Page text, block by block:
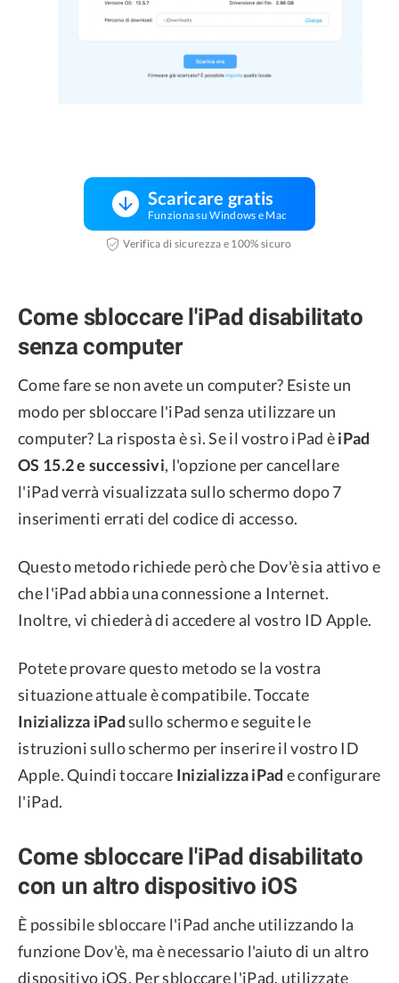
Scaricare gratis
Funziona su Windows e Mac
Verifica di sicurezza e 100% sicuro
Come sbloccare l'iPad disabilitato
senza computer
Come fare se non avete un computer? Esiste un
modo per sbloccare l'iPad senza utilizzare un
computer? La risposta è sì. Se il vostro iPad èiPad
OS 15.2 e successivi, l'opzione per cancellare
l'iPad verrà visualizzata sullo schermo dopo 7
inserimenti errati del codice di accesso.
Questo metodo richiede però che Dov'è sia attivo e
che l'iPad abbia una connessione a Internet.
Inoltre, vi chiederà di accedere al vostro ID Apple.
Potete provare questo metodo se la vostra
situazione attuale è compatibile. Toccate
Inizializza iPadsullo schermo e seguite le
istruzioni sullo schermo per inserire il vostro ID
Apple. Quindi toccare Inizializza iPad e configurare
l'iPad.
Come sbloccare l'iPad disabilitato
con un altro dispositivo iOS
È possibile sbloccare l'iPad anche utilizzando la
funzione Dov'è, ma è necessario l'aiuto di un altro
dispositivo iOS. Per sbloccare l'iPad, utilizzate